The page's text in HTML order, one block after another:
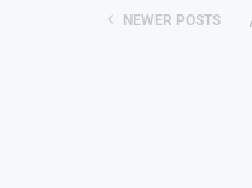
NEWER POSTS